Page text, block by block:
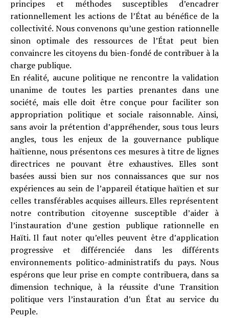
principes et méthodes susceptibles d’encadrer
rationnellement les actions de l’État au bénéfice de la
collectivité. Nous convenons qu’une gestion rationnelle
sinon optimale des ressources de l’État peut bien
convaincre les citoyens du bien-fondé de contribuer à la
charge publique.
En réalité, aucune politique ne rencontre la validation
unanime de toutes les parties prenantes dans une
société, mais elle doit être conçue pour faciliter son
appropriation politique et sociale raisonnable. Ainsi,
sans avoir la prétention d’appréhender, sous tous leurs
angles, tous les enjeux de la gouvernance publique
haïtienne, nous présentons ces mesures à titre de lignes
directrices ne pouvant être exhaustives. Elles sont
basées aussi bien sur nos connaissances que sur nos
expériences au sein de l’appareil étatique haïtien et sur
celles transférables acquises ailleurs. Elles représentent
notre contribution citoyenne susceptible d’aider à
l’instauration d’une gestion publique rationnelle en
Haïti. Il faut noter qu’elles peuvent être d’application
progressive et différenciée dans les différents
environnements politico-administratifs du pays. Nous
espérons que leur prise en compte contribuera, dans sa
dimension technique, à la réussite d’une Transition
politique vers l’instauration d’un État au service du
Peuple.